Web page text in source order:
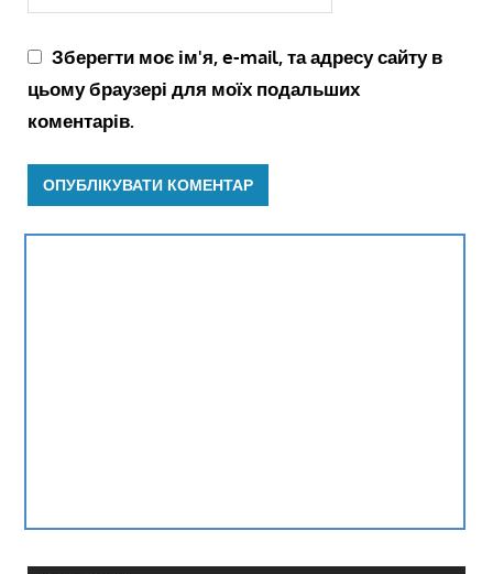
Зберегти моє ім'я, e-mail, та адресу сайту в
цьому браузері для моїх подальших
коментарів.